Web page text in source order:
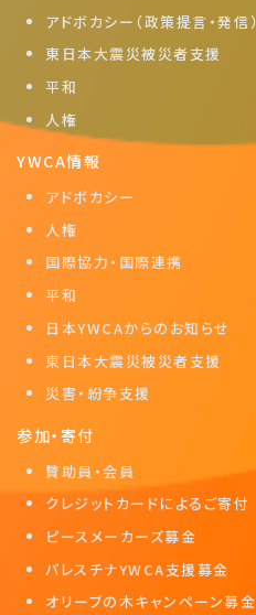
アドボカシー（政策提言・発信）
東日本大震災被災者支援
平和
人権
YWCA情報
アドボカシー
人権
国際協力・国際連携
平和
日本YWCAからのお知らせ
東日本大震災被災者支援
災害・紛争支援
参加・寄付
賛助員・会員
クレジットカードによるご寄付
ピースメーカーズ募金
パレスチナYWCA支援募金
オリーブの木キャンペーン募金